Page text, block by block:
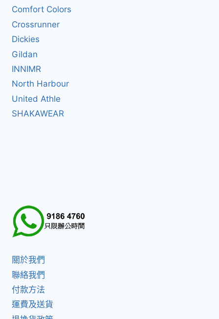
Comfort Colors
Crossrunner
Dickies
Gildan
INNIMR
North Harbour
United Athle
SHAKAWEAR
關於我們
聯絡我們
付款方法
運費及送貨